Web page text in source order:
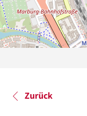
Zurück